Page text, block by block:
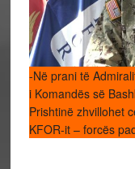
-Në prani të
i Komandës së
Prishtinë zhvillohet
KFOR-it – forcës